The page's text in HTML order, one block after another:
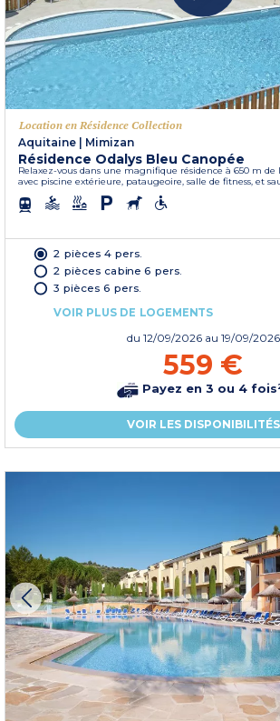
Location en Résidence Collection
Aquitaine
Mimizan
Résidence Odalys Bleu Canopée
Relaxez-vous dans une magnifique résidence à 650 m de
avec piscine extérieure, pataugeoire, salle de fitness, et
2 pièces 4 pers.
2 pièces cabine 6 pers.
3 pièces 6 pers.
VOIR PLUS DE LOGEMENTS
du 12/09/2026 au 19/09/2026
559 €
Payez en 3 ou 4
VOIR LES DISPONIBILITÉS